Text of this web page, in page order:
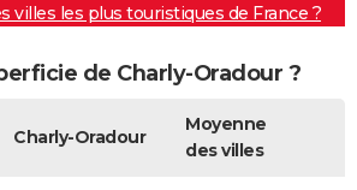
villes les plus touristiques de France ?
de Charly-Oradour ?
Charly-Oradour
Moyenne
des villes